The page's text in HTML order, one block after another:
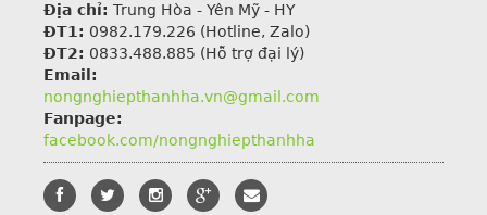
Địa chỉ: Trung Hòa - Yên Mỹ - HY
ĐT1: 0982.179.226 (Hotline, Zalo)
ĐT2: 0833.488.885 (Hỗ trợ đại lý)
Email:
nongnghiepthanhha.vn@gmail.com
Fanpage:
facebook.com/nongnghiepthanhha